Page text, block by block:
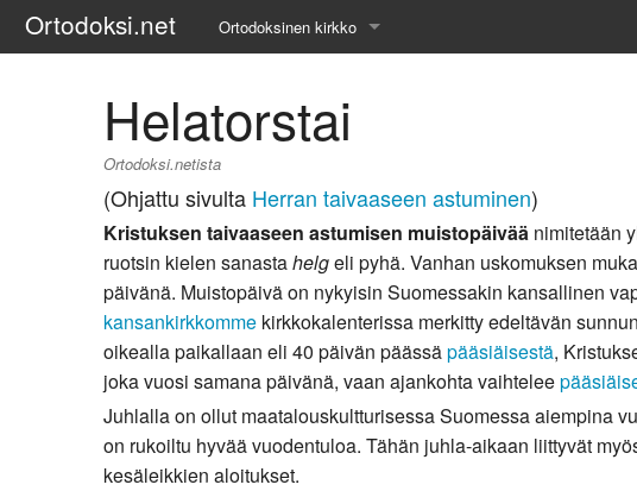
Ortodoksi.net Ortodoksinen kirkko
Liturgiset tekstit
Opetuspuheet
Kirkkohistoria
Etiikka
Uskonoppi
Pyhät ihmiset
Helatorstai
Ortodoksi.netista
(Ohjattu sivulta Herran taivaaseen astuminen)
Kristuksen taivaaseen astumisen muistopäivää nimitetään
ruotsin kielen sanastahelgeli pyhä. Vanhan uskomuksen
päivänä. Muistopäivä on nykyisin Suomessakin kansallinen
kansankirkkomme kirkkokalenterissa merkitty edeltävän
oikealla paikallaan eli 40 päivän päässäpääsiäisestä,
joka vuosi samana päivänä, vaan ajankohta vaihtelee
Juhlalla on ollut maatalouskultturisessa Suomessa aiempina
on rukoiltu hyvää vuodentuloa. Tähän juhla-aikaan liittyvät
kesäleikkien aloitukset.